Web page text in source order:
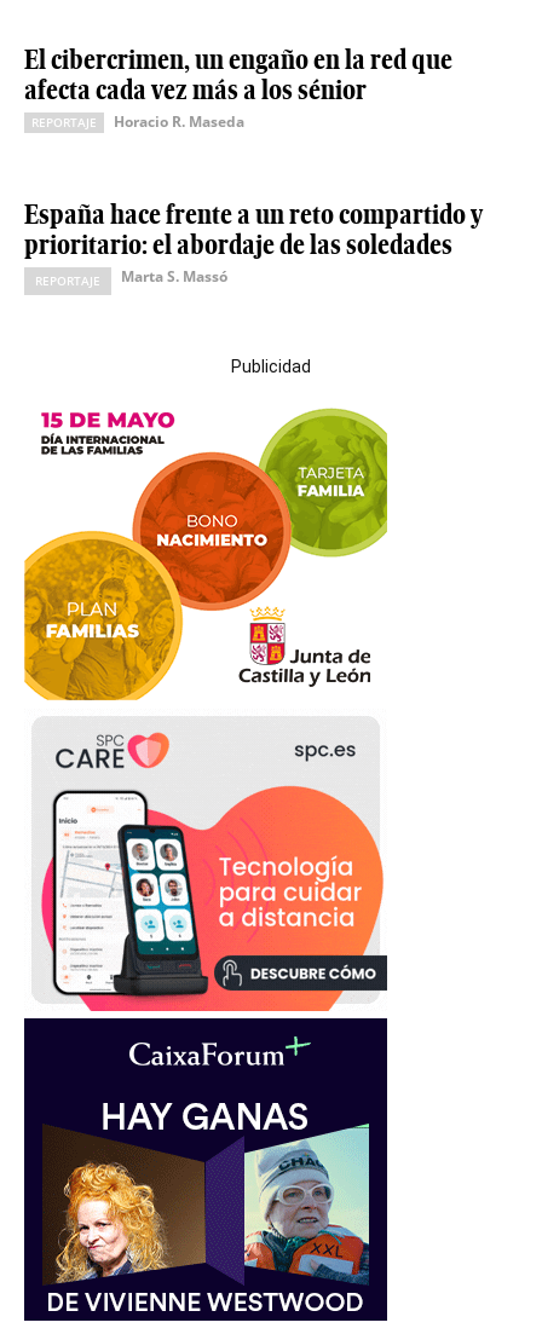
El cibercrimen, un engaño en la red que
afecta cada vez más a los sénior
REPORTAJE Horacio R. Maseda
España hace frente a un reto compartido y
prioritario: el abordaje de las soledades
REPORTAJE Marta S. Massó
Publicidad